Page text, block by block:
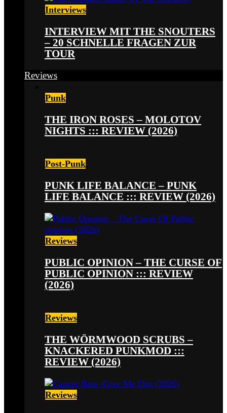
Interviews
INTERVIEW MIT THE SNOUTERS
– 20 SCHNELLE FRAGEN ZUR
TOUR
Reviews
Punk
THE IRON ROSES – MOLOTOV
NIGHTS ::: REVIEW (2026)
Post-Punk
PUNK LIFE BALANCE – PUNK
LIFE BALANCE ::: REVIEW (2026)
Reviews
PUBLIC OPINION – THE CURSE OF
PUBLIC OPINION ::: REVIEW
(2026)
Reviews
THE WÖRMWOOD SCRUBS –
KNACKERED PUNKMOD :::
REVIEW (2026)
Reviews